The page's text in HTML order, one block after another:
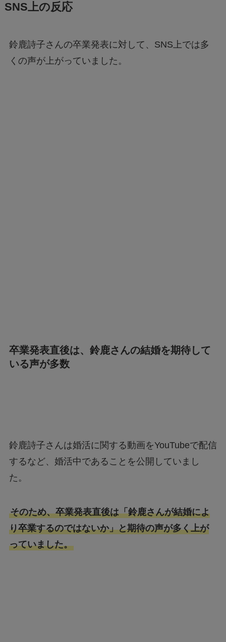
SNS上の反応
鈴鹿詩子さんの卒業発表に対して、SNS上では多
くの声が上がっていました。
卒業発表直後は、鈴鹿さんの結婚を期待して
いる声が多数
鈴鹿詩子さんは婚活に関する動画をYouTubeで配信
するなど、婚活中であることを公開していまし
た。
そのため、卒業発表直後は「鈴鹿さんが結婚によ
り卒業するのではないか」と期待の声が多く上が
っていました。